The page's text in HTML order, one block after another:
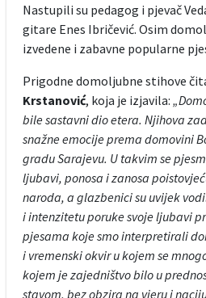
Nastupili su pedagog i pjevač
gitare Enes Ibričević. Osim
izvedene i zabavne popularne
Prigodne domoljubne stihove
Krstanović, koja je izjavila:
bile sastavni dio etera. Njihova
snažne emocije prema domovini
gradu Sarajevu. U takvim se
ljubavi, ponosa i zanosa
naroda, a glazbenici su uvijek
i intenzitetu poruke svoje ljubavi
pjesama koje smo interpretirali
i vremenski okvir u kojem se
kojem je zajedništvo bilo u
stavom, bez obzira na vjeru i